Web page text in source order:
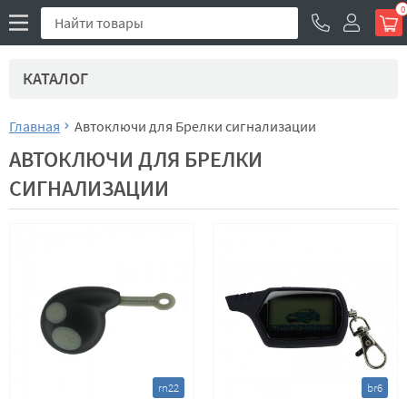
0
КАТАЛОГ
Главная Автоключи для Брелки сигнализации
АВТОКЛЮЧИ ДЛЯ БРЕЛКИ
СИГНАЛИЗАЦИИ
rn22 br6